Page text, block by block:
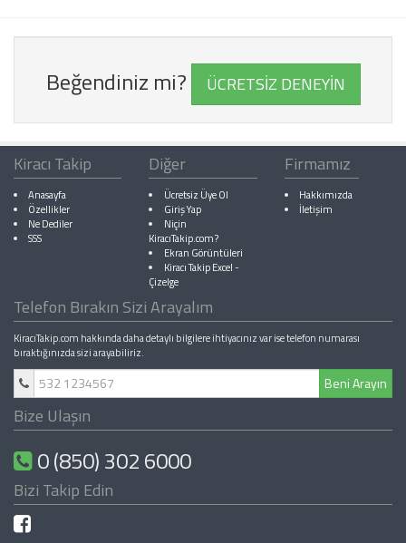
Beğendiniz mi? ÜCRETSİZ DENEYİN
Kiracı Takip
Anasayfa
Özellikler
Ne Dediler
SSS
Diğer
Ücretsiz Üye Ol
Giriş Yap
Niçin
KiracıTakip.com?
Ekran Görüntüleri
Kiracı Takip Excel-
Çizelge
Firmamız
Hakkımızda
İletişim
Telefon Bırakın Sizi Arayalım
KiracıTakip.com hakkında daha detaylı bilgilere ihtiyacınız var ise telefon numarası
bıraktığınızda sizi arayabiliriz.
Beni Arayın
Bize Ulaşın
0 (850) 302 6000
Bizi Takip Edin